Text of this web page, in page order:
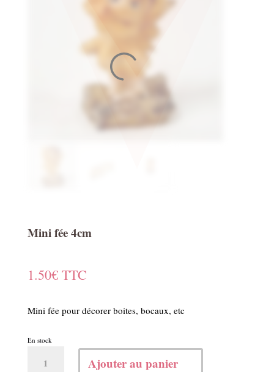
Mini fée 4cm
1.50€ TTC
Mini fée pour décorer boites, bocaux, etc
En stock
Ajouter au panier